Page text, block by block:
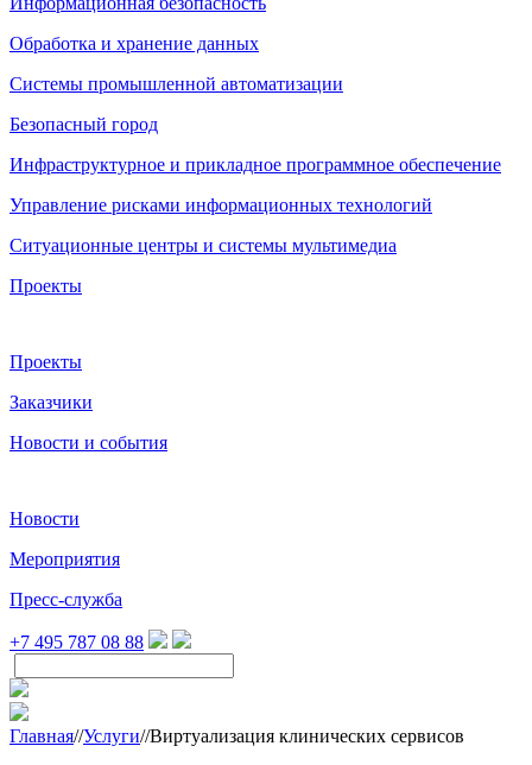
Обработка и хранение данных
Системы промышленной автоматизации
Безопасный город
Инфраструктурное и прикладное программное обеспечение
Управление рисками информационных технологий
Ситуационные центры и системы мультимедиа
Проекты
Проекты
Заказчики
Новости и события
Новости
Мероприятия
Пресс-служба
+7 495 787 08 88
Главная//Услуги//Виртуализация клинических сервисов